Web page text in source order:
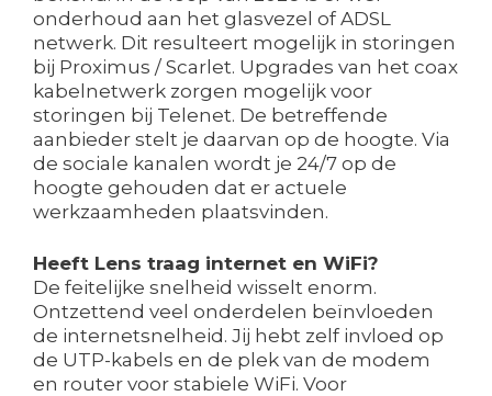
onderhoud aan het glasvezel of ADSL
netwerk. Dit resulteert mogelijk in storingen
bij Proximus / Scarlet. Upgrades van het coax
kabelnetwerk zorgen mogelijk voor
storingen bij Telenet. De betreffende
aanbieder stelt je daarvan op de hoogte. Via
de sociale kanalen wordt je 24/7 op de
hoogte gehouden dat er actuele
werkzaamheden plaatsvinden.
Heeft Lens traag internet en WiFi?
De feitelijke snelheid wisselt enorm.
Ontzettend veel onderdelen beïnvloeden
de internetsnelheid. Jij hebt zelf invloed op
de UTP-kabels en de plek van de modem
en router voor stabiele WiFi. Voor